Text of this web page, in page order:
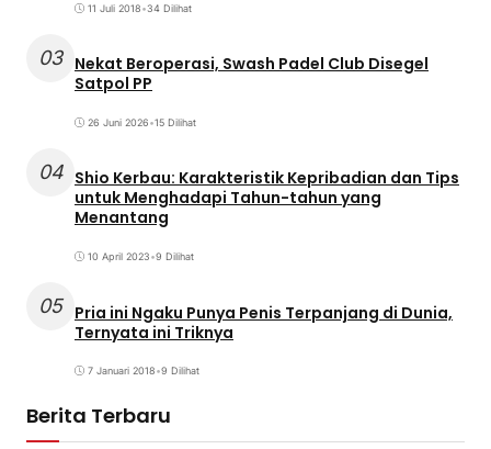
11 Juli 2018•34 Dilihat
03 Nekat Beroperasi, Swash Padel Club Disegel
Satpol PP
26 Juni 2026•15 Dilihat
04 Shio Kerbau: Karakteristik Kepribadian dan Tips
untuk Menghadapi Tahun-tahun yang
Menantang
10 April 2023•9 Dilihat
05 Pria ini Ngaku Punya Penis Terpanjang di Dunia,
Ternyata ini Triknya
7 Januari 2018•9 Dilihat
Berita Terbaru